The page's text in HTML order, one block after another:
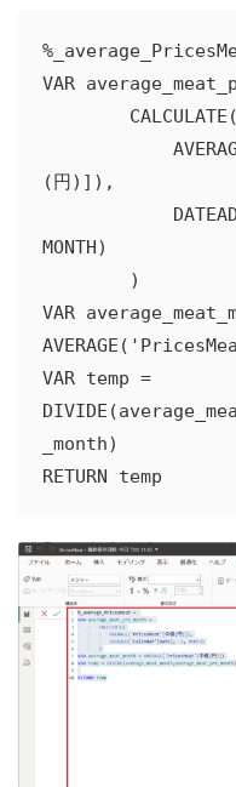
VAR
CALCULATE(
(円)]),
MONTH)
)
VAR
VAR temp =
_month)
RETURN temp